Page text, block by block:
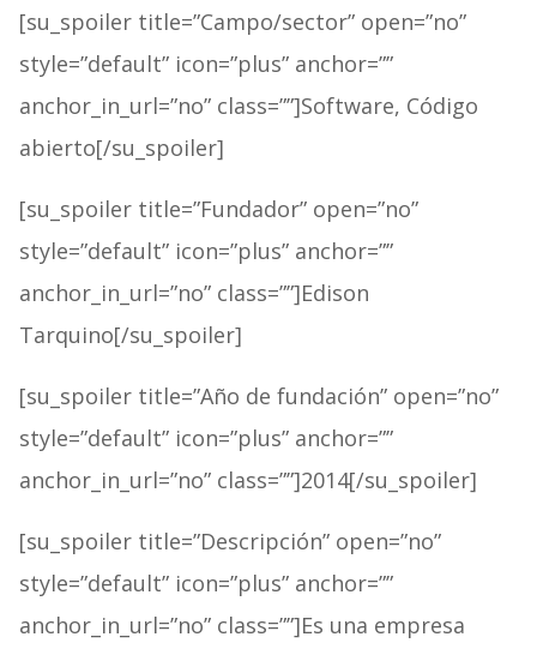
[su_spoiler title=”Campo/sector” open=”no”
style=”default” icon=”plus” anchor=””
anchor_in_url=”no” class=””]Software, Código
abierto[/su_spoiler]
[su_spoiler title=”Fundador” open=”no”
style=”default” icon=”plus” anchor=””
anchor_in_url=”no” class=””]Edison
Tarquino[/su_spoiler]
[su_spoiler title=”Año de fundación” open=”no”
style=”default” icon=”plus” anchor=””
anchor_in_url=”no” class=””]2014[/su_spoiler]
[su_spoiler title=”Descripción” open=”no”
style=”default” icon=”plus” anchor=””
anchor_in_url=”no” class=””]Es una empresa